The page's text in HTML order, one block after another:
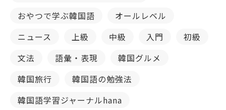
おやつで学ぶ韓国語
オールレベル
ニュース
上級 中級 入門
初級
文法
語彙・表現
韓国グルメ
韓国旅行
韓国語の勉強法
韓国語学習ジャーナルhana